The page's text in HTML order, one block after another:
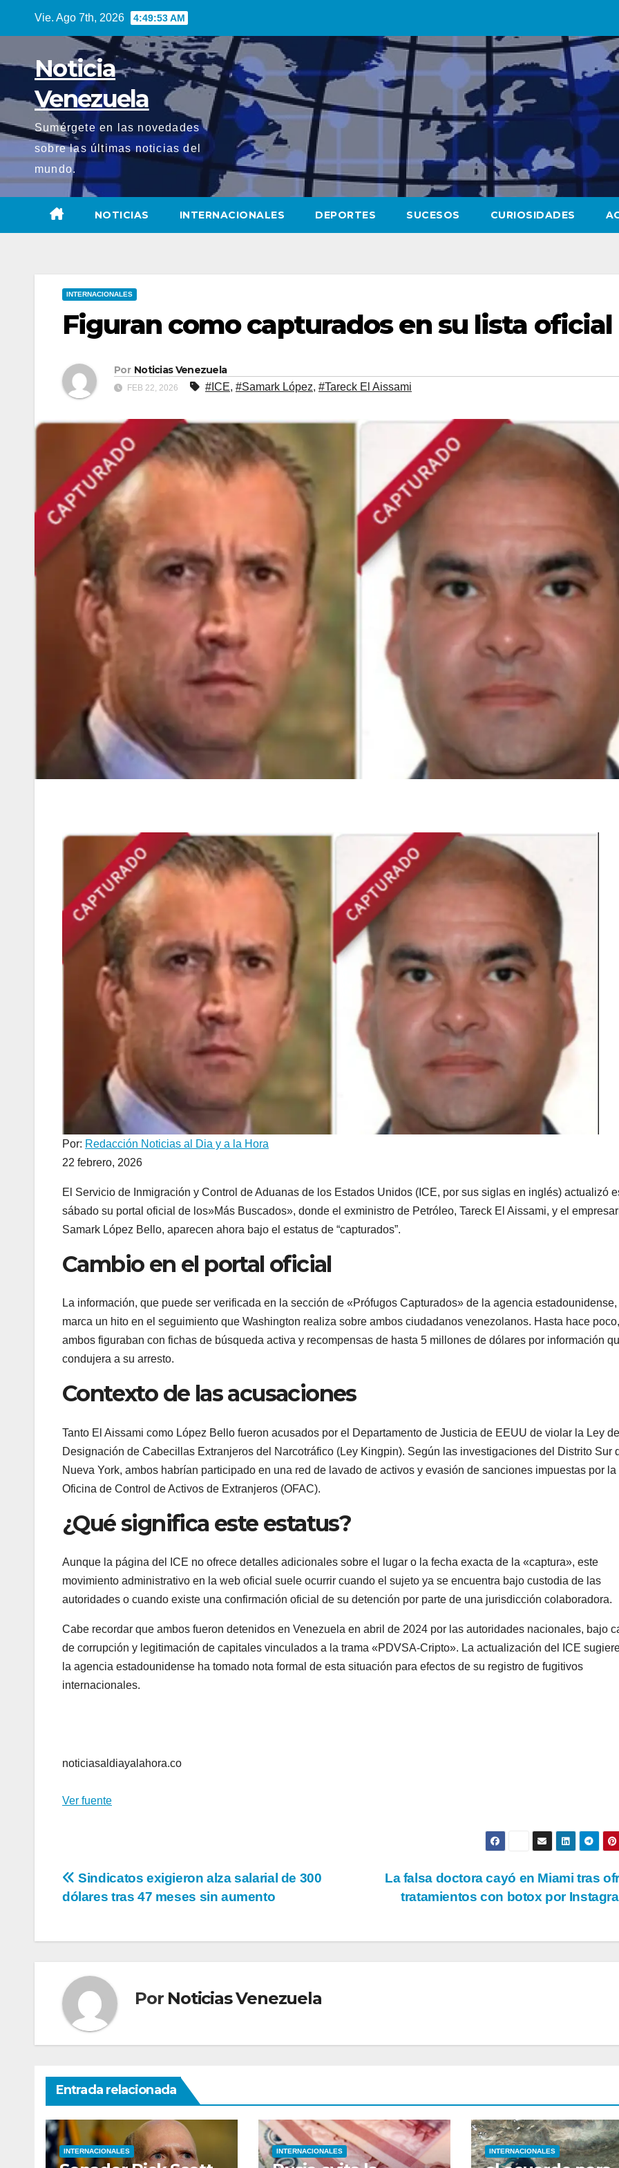
Vie. Ago 7th, 2026 4:49:54 AM
Noticia
Venezuela
Sumérgete en las novedades
sobre las últimas noticias del
mundo.
NOTICIAS INTERNACIONALES DEPORTES SUCESOS CURIOSIDADES
INTERNACIONALES
Figuran como capturados en su lista oficial
Por Noticias Venezuela
FEB 22, 2026 #ICE, #Samark López, #Tareck El Aissami
Por: Redacción Noticias al Dia y a la Hora
22 febrero, 2026
El Servicio de Inmigración y Control de Aduanas de los Estados Unidos (ICE, por sus siglas en inglés) actualizó
sábado su portal oficial de los»Más Buscados», donde el exministro de Petróleo, Tareck El Aissami, y el
Samark López Bello, aparecen ahora bajo el estatus de “capturados”.
Cambio en el portal oficial
La información, que puede ser verificada en la sección de «Prófugos Capturados» de la agencia estadounidense,
marca un hito en el seguimiento que Washington realiza sobre ambos ciudadanos venezolanos. Hasta hace poco,
ambos figuraban con fichas de búsqueda activa y recompensas de hasta 5 millones de dólares por información
condujera a su arresto.
Contexto de las acusaciones
Tanto El Aissami como López Bello fueron acusados por el Departamento de Justicia de EEUU de violar la Ley de
Designación de Cabecillas Extranjeros del Narcotráfico (Ley Kingpin). Según las investigaciones del Distrito Sur
Nueva York, ambos habrían participado en una red de lavado de activos y evasión de sanciones impuestas por la
Oficina de Control de Activos de Extranjeros (OFAC).
¿Qué significa este estatus?
Aunque la página del ICE no ofrece detalles adicionales sobre el lugar o la fecha exacta de la «captura», este
movimiento administrativo en la web oficial suele ocurrir cuando el sujeto ya se encuentra bajo custodia de las
autoridades o cuando existe una confirmación oficial de su detención por parte de una jurisdicción colaboradora.
Cabe recordar que ambos fueron detenidos en Venezuela en abril de 2024 por las autoridades nacionales, bajo
de corrupción y legitimación de capitales vinculados a la trama «PDVSA-Cripto». La actualización del ICE
la agencia estadounidense ha tomado nota formal de esta situación para efectos de su registro de fugitivos
internacionales.
noticiasaldiayalahora.co
Ver fuente
Navegación
entradas
La falsa doctora cayó en Miami tras
tratamientos con botox por
Sindicatos exigieron alza salarial de 300
dólares tras 47 meses sin aumento
Por Noticias Venezuela
Entrada relacionada
INTERNACIONALES INTERNACIONALES INTERNACIONALES